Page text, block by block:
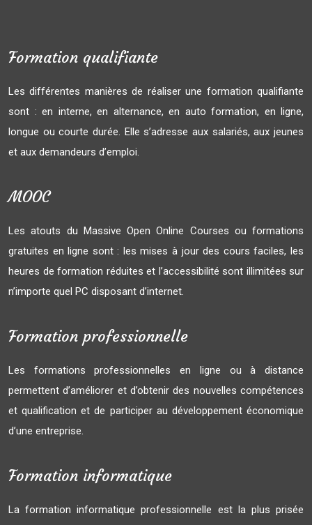
Formation qualifiante
Les différentes manières de réaliser une formation qualifiante
sont : en interne, en alternance, en auto formation, en ligne,
longue ou courte durée. Elle s’adresse aux salariés, aux jeunes
et aux demandeurs d’emploi.
MOOC
Les atouts du Massive Open Online Courses ou formations
gratuites en ligne sont : les mises à jour des cours faciles, les
heures de formation réduites et l’accessibilité sont illimitées sur
n’importe quel PC disposant d’internet.
Formation professionnelle
Les formations professionnelles en ligne ou à distance
permettent d’améliorer et d’obtenir des nouvelles compétences
et qualification et de participer au développement économique
d’une entreprise.
Formation informatique
La formation informatique professionnelle est la plus prisée